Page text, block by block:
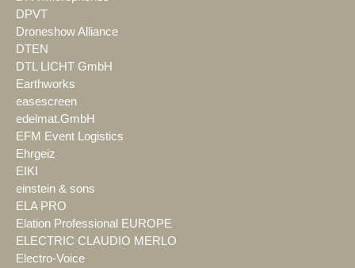
DPVT
Droneshow Alliance
DTEN
DTL LICHT GmbH
Earthworks
easescreen
edelmat.GmbH
EFM Event Logistics
Ehrgeiz
EIKI
einstein & sons
ELA PRO
Elation Professional EUROPE
ELECTRIC CLAUDIO MERLO
Electro-Voice